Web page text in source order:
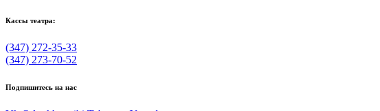
Кассы театра:
(347) 272-35-33
(347) 273-70-52
Подпишитесь на нас